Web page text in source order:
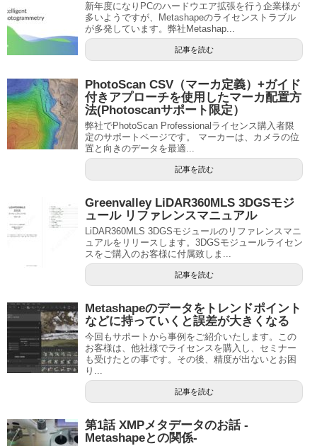
新年度になりPCのハードウエア拡張を行う企業様が
多いようですが、Metashapeのライセンストラブル
が多発しています。弊社Metashap...
記事を読む
PhotoScan CSV（マーカ定義）+ガイド
付きアプローチを使用したマーカ配置方
法(Photoscanサポート限定）
弊社でPhotoScan Professionalライセンス購入者限
定のサポートページです。 マーカーは、カメラの位
置と向きのデータを最適...
記事を読む
Greenvalley LiDAR360MLS 3DGSモジ
ュール リファレンスマニュアル
LiDAR360MLS 3DGSモジュールのリファレンスマニ
ュアルをリリースします。3DGSモジュールライセン
スをご購入のお客様に付属致しま...
記事を読む
Metashapeのデータをトレンドポイント
などに持っていくと誤差が大きくなる
今回もサポートから事例をご紹介いたします。この
お客様は、他社様でライセンスを購入し、セミナー
も受けたとの事です。その後、精度が出ないとお困
り...
記事を読む
第1話 XMPメタデータのお話 -
Metashapeとの関係-